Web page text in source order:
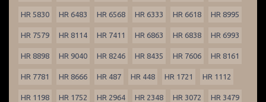
HR 5830 HR 6483 HR 6568 HR 6333 HR 6618 HR 8995
HR 7579 HR 8114 HR 7411 HR 6863 HR 6838 HR 6993
HR 8898 HR 9040 HR 8246 HR 8435 HR 7606 HR 8161
HR 7781 HR 8666 HR 487 HR 448 HR 1721 HR 1112
HR 1198 HR 1752 HR 2964 HR 2348 HR 3072 HR 3479